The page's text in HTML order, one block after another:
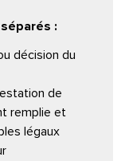
:
décision du
de
remplie et
légaux